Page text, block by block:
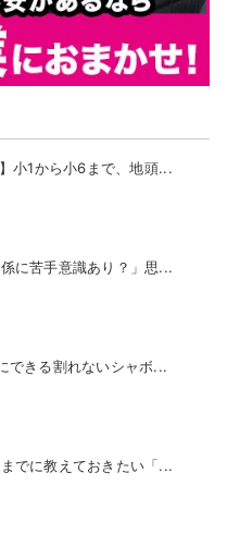
小1から小6まで、地頭...
に苦手意識あり？」思...
できる割れないシャボ...
でに教えておきたい「...